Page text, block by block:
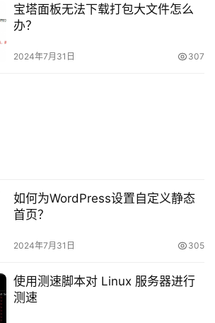
式必须为包年包月，且实际购买时长大
服务器。按量计费模式的云服务器不支
的 IP 不能为负载均衡 IP。因为负载均
产品，不支持备案授权码生成。
条件，判断您的云服务器是否满足申请
若您的云服务器满足条件1、条件2和条
过5个授权码，请联系客服进行沟通解
宝塔面板无法下载打包大文件怎么
办？
2024年7月31日 307
如何为WordPress设置自定义静态
首页？
2024年7月31日 305
使用测速脚本对 Linux 服务器进行
测速